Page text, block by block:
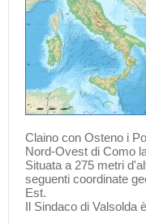
Claino con Osteno i
Nord-Ovest di Como
Situata a 275 metri
seguenti coordinate
Est.
Il Sindaco di Valsolda